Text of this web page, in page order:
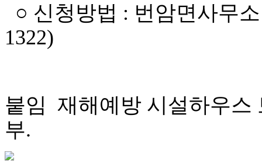
○ 신청방법 : 번암면사무
1322)
붙임 재해예방 시설하우스
부.